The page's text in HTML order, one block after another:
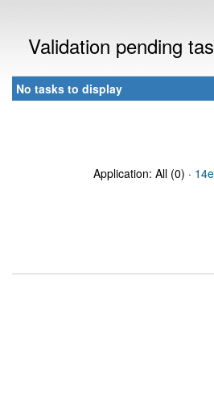
Validation pending
No tasks to display
Application: All (0) ·